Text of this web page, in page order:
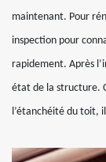
maintenant. Pour
inspection pour
rapidement. Après
état de la structure.
l’étanchéité du toit,